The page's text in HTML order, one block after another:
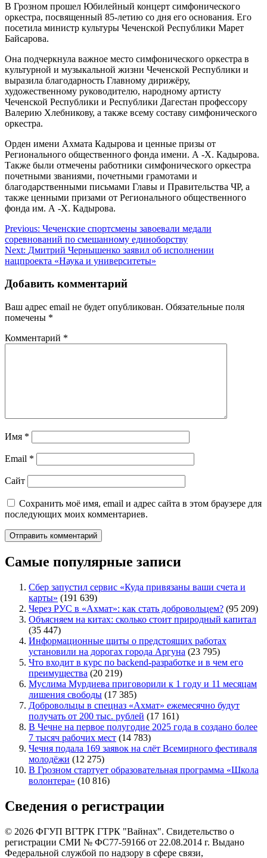
В Грозном прошел Юбилейный концерт симфонического
оркестра, посвященный 85-летию со дня его основания. Его
посетила министр культуры Чеченской Республики Марет
Байсарова.
Она подчеркнула важное место симфонического оркестра в
культурной и музыкальной жизни Чеченской Республики и
выразила благодарность Главному дирижёру,
художественному руководителю, народному артисту
Чеченской Республики и Республики Дагестан профессору
Валерию Хлебникову, а также всему составу симфонического
оркестра.
Орден имени Ахмата Кадырова и ценные призы от
Регионального общественного фонда имени. А -Х. Кадырова.
Также были отмечены работники симфонического оркестра
почетными званиями, почетными грамотами и
благодарственными письмами Главы и Правительства ЧР, а
также ценными призами от Регионального общественного
фонда им. А -Х. Кадырова.
Навигация
по
записям
Previous: Чеченские спортсмены завоевали медали
соревнований по смешанному единоборству
Next: Дмитрий Чернышенко заявил об исполнении
нацпроекта «Наука и университеты»
Добавить комментарий
Ваш адрес email не будет опубликован. Обязательные поля
помечены *
Комментарий *
Имя *
Email *
Сайт
Сохранить моё имя, email и адрес сайта в этом браузере для
последующих моих комментариев.
Самые популярные записи
Сбер запустил сервис «Куда привязаны ваши счета и
карты» (191 639)
Через РУС в «Ахмат»: как стать добровольцем? (95 209)
Объясняем на китах: сколько стоит природный капитал
(35 447)
Информационные щиты о предстоящих работах
установили на дорогах города Аргуна (23 795)
Что входит в курс по backend-разработке и в чем его
преимущества (20 219)
Муслима Мурдиева приговорили к 1 году и 11 месяцам
лишения свободы (17 385)
Добровольцы в спецназ «Ахмат» ежемесячно будут
получать от 200 тыс. рублей (17 161)
В Чечне на первое полугодие 2025 года в создано более
7 тысяч рабочих мест (14 783)
Чечня подала 169 заявок на слёт Всемирного фестиваля
молодёжи (12 275)
В Грозном стартует образовательная программа «Школа
волонтера» (10 816)
Сведения о регистрации
© 2026 ФГУП ВГТРК ГТРК "Вайнах". Свидетельство о
регистрации СМИ № ФС77-59166 от 22.08.2014 г. Выдано
Федеральной службой по надзору в сфере связи,